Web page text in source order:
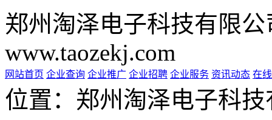
郑州淘泽电子科技有限
www.taozekj.com
网站首页 企业查询 企业推广 企业招聘 企业服务 资讯动态 在
位置：郑州淘泽电子科